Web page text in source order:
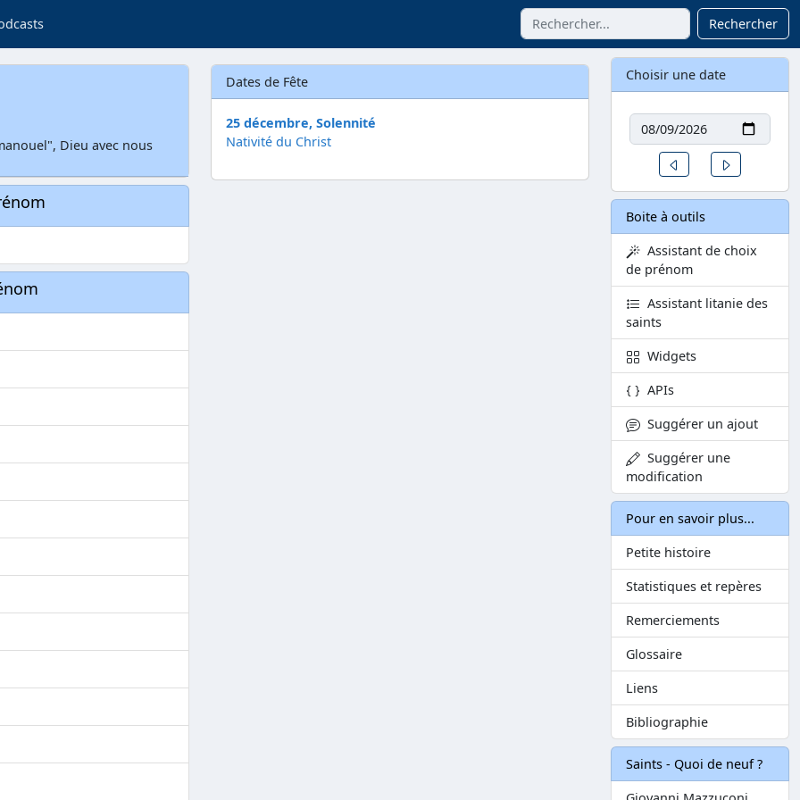
Rechercher
Dieu avec nous
Dates de Fête
25 décembre, Solennité
Nativité du Christ
Choisir une date
Date
Un jour avant
Boite à outils
Assistant de choix
de prénom
Assistant litanie des
saints
Widgets
APIs
Suggérer un ajout
Suggérer une
modification
Pour en savoir plus...
Petite histoire
Statistiques et repères
Remerciements
Glossaire
Liens
Bibliographie
Saints - Quoi de neuf ?